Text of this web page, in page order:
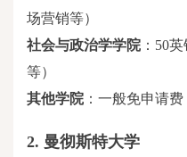
场营销等）
社会与政治学学院 ： 50
等）
其他学院 ：一般免申请费
2. 曼彻斯特大学